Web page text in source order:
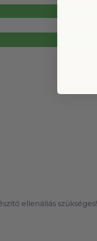
ellenállás szükséges!